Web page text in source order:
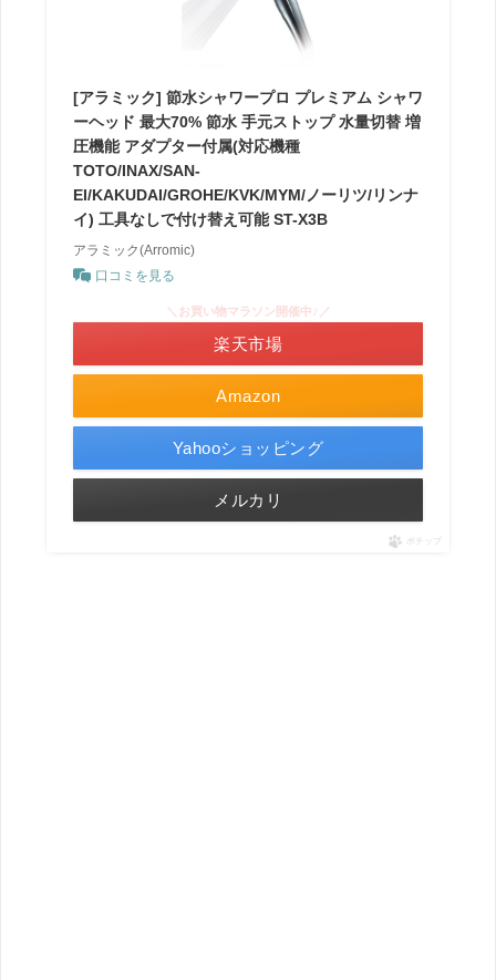
[アラミック] 節水シャワープロ プレミアム シャワ
ーヘッド 最大70% 節水 手元ストップ 水量切替 増
圧機能 アダプター付属(対応機種
TOTO/INAX/SAN-
EI/KAKUDAI/GROHE/KVK/MYM/ノーリツ/リンナ
イ) 工具なしで付け替え可能 ST-X3B
アラミック(Arromic)
口コミを見る
Amazon
＼お買い物マラソン開催中♪／
楽天市場
Yahooショッピング
メルカリ
ポチップ